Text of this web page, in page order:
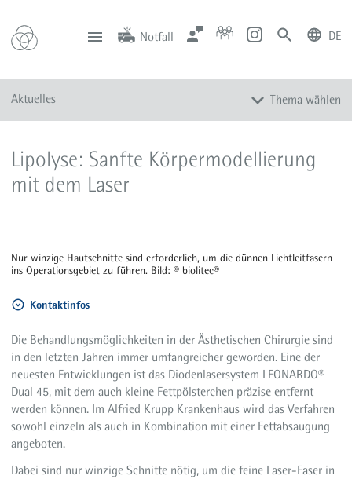
Notfall
Notfall Zentrale Anfahrt
DE
Aktuelles Thema wählen
Veranstaltungen
Newsletter
Presse
Lipolyse: Sanfte Körpermodellierung
mit dem Laser
Nur winzige Hautschnitte sind erforderlich, um die dünnen Lichtleitfasern
ins Operationsgebiet zu führen. Bild: © biolitec®
Kontaktinfos
Die Behandlungsmöglichkeiten in der Ästhetischen Chirurgie sind
in den letzten Jahren immer umfangreicher geworden. Eine der
neuesten Entwicklungen ist das Diodenlasersystem LEONARDO®
Dual 45, mit dem auch kleine Fettpölsterchen präzise entfernt
werden können. Im Alfried Krupp Krankenhaus wird das Verfahren
sowohl einzeln als auch in Kombination mit einer Fettabsaugung
angeboten.
Dabei sind nur winzige Schnitte nötig, um die feine Laser-Faser in